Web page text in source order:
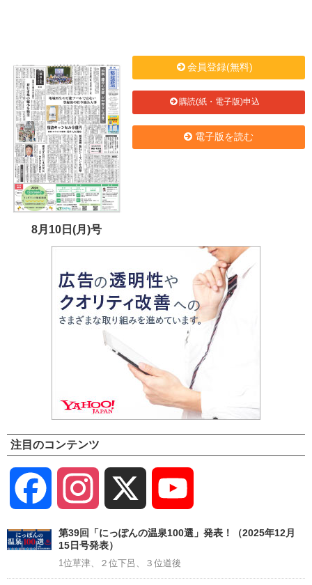
8月10日(月)号
会員登録(無料)
購読(紙・電子版)申込
電子版を読む
注目のコンテンツ
Facebook Instagram
Channel
第39回「にっぽんの温泉100選」発表！（2025年12月
15日号発表）
1位草津、２位下呂、３位道後